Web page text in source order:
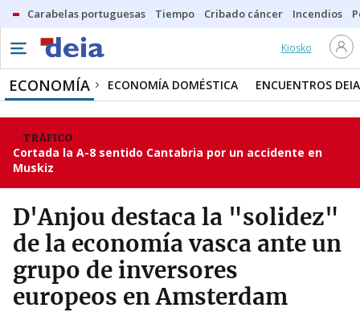
Carabelas portuguesas Tiempo Cribado cáncer Incendios
Kiosko
ECONOMÍA ECONOMÍA DOMÉSTICA ENCUENTROS DEIA
TRÁFICO
Cortada la A-8 sentido Cantabria por un accidente en
Muskiz
D'Anjou destaca la "solidez"
de la economía vasca ante un
grupo de inversores
europeos en Amsterdam